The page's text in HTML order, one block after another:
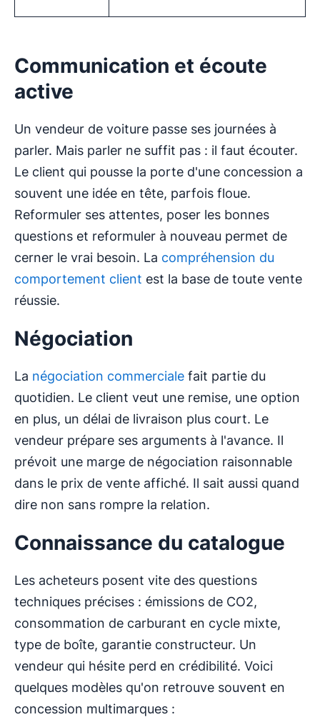
Communication et écoute
active
Un vendeur de voiture passe ses journées à
parler. Mais parler ne suffit pas : il faut écouter.
Le client qui pousse la porte d'une concession a
souvent une idée en tête, parfois floue.
Reformuler ses attentes, poser les bonnes
questions et reformuler à nouveau permet de
cerner le vrai besoin. La compréhension du
comportement client est la base de toute vente
réussie.
Négociation
La négociation commerciale fait partie du
quotidien. Le client veut une remise, une option
en plus, un délai de livraison plus court. Le
vendeur prépare ses arguments à l'avance. Il
prévoit une marge de négociation raisonnable
dans le prix de vente affiché. Il sait aussi quand
dire non sans rompre la relation.
Connaissance du catalogue
Les acheteurs posent vite des questions
techniques précises : émissions de CO2,
consommation de carburant en cycle mixte,
type de boîte, garantie constructeur. Un
vendeur qui hésite perd en crédibilité. Voici
quelques modèles qu'on retrouve souvent en
concession multimarques :